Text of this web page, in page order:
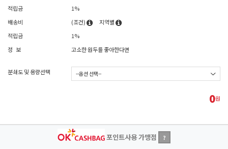
적립금
1%
배송비
(조건)
지역별
적립금
1%
정 보
고소한 원두를 좋아한다면
분쇄도 및 용량선택
0원
포인트사용 가맹점 ?